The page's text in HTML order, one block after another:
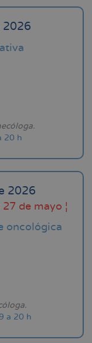
2026
20 h
2026
de mayo ¦
oncológica
a 20 h